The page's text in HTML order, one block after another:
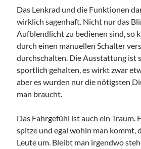
Das Lenkrad und die Funktionen
wirklich sagenhaft. Nicht nur das
Aufblendlicht zu bedienen sind, so
durch einen manuellen Schalter
durchschalten. Die Ausstattung ist
sportlich gehalten, es wirkt zwar
aber es wurden nur die nötigsten
man braucht.
Das Fahrgefühl ist auch ein Traum.
spitze und egal wohin man kommt,
Leute um. Bleibt man irgendwo